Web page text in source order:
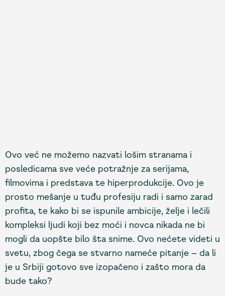
Ovo već ne možemo nazvati lošim stranama i
posledicama sve veće potražnje za serijama,
filmovima i predstava te hiperprodukcije. Ovo je
prosto mešanje u tuđu profesiju radi i samo zarad
profita, te kako bi se ispunile ambicije, želje i lečili
kompleksi ljudi koji bez moći i novca nikada ne bi
mogli da uopšte bilo šta snime. Ovo nećete videti u
svetu, zbog čega se stvarno nameće pitanje – da li
je u Srbiji gotovo sve izopačeno i zašto mora da
bude tako?